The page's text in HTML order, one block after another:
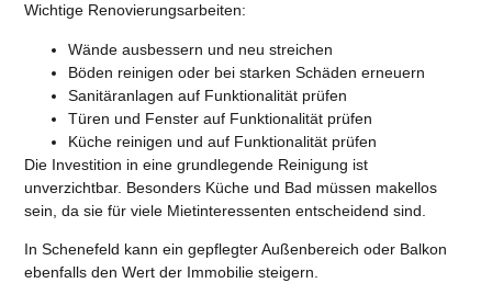
Wichtige Renovierungsarbeiten:
Wände ausbessern und neu streichen
Böden reinigen oder bei starken Schäden erneuern
Sanitäranlagen auf Funktionalität prüfen
Türen und Fenster auf Funktionalität prüfen
Küche reinigen und auf Funktionalität prüfen
Die Investition in eine grundlegende Reinigung ist
unverzichtbar. Besonders Küche und Bad müssen makellos
sein, da sie für viele Mietinteressenten entscheidend sind.
In Schenefeld kann ein gepflegter Außenbereich oder Balkon
ebenfalls den Wert der Immobilie steigern.